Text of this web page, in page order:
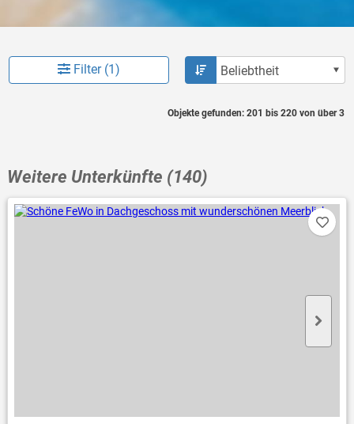
Filter (1)
Objekte gefunden: 201 bis 220 von über 3
Weitere Unterkünfte (140)